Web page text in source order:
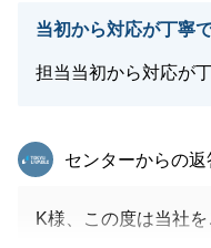
当初から対応が丁寧
担当当初から対応が
東急リバブル
センターからの返
K様、この度は当社